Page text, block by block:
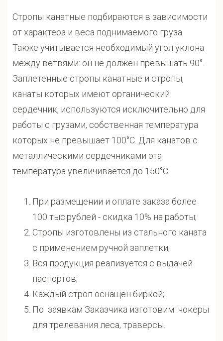
Стропы канатные подбираются в зависимости
от характера и веса поднимаемого груза.
Также учитывается необходимый угол уклона
между ветвями: он не должен превышать 90°.
Заплетенные стропы канатные и стропы,
канаты которых имеют органический
сердечник, используются исключительно для
работы с грузами, собственная температура
которых не превышает 100°С. Для канатов с
металлическими сердечниками эта
температура увеличивается до 150°С.
При размещении и оплате заказа более
100 тыс.рублей - скидка 10% на работы;
Стропы изготовлены из стального каната
с применением ручной заплетки;
Вся продукция реализуется с выдачей
паспортов;
Каждый строп оснащен биркой;
По заявкам Заказчика изготовим чокеры
для трелевания леса, траверсы.